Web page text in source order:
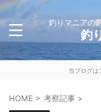
釣りマニアの
釣
当ブログは
HOME > 考察記事 >